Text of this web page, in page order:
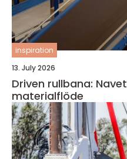
inspiration
13. July 2026
Driven rullbana:
materialflöde